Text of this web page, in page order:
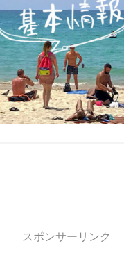
スポンサーリンク